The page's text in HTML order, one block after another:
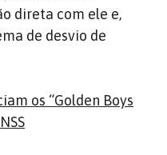
direta com ele e,
de desvio de
os “Golden Boys